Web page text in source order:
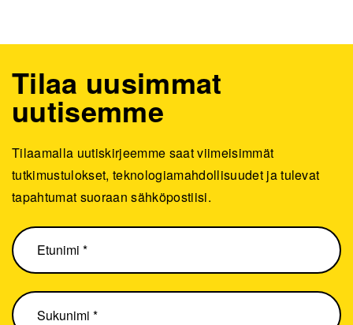
Tilaa uusimmat
uutisemme
Tilaamalla uutiskirjeemme saat viimeisimmät
tutkimustulokset, teknologiamahdollisuudet ja tulevat
tapahtumat suoraan sähköpostiisi.